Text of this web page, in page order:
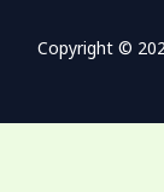
Copyright ©